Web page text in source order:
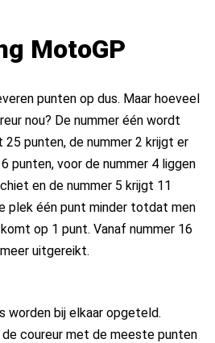
MotoGP
punten op dus. Maar hoeveel
nou? De nummer één wordt
punten, de nummer 2 krijgt er
punten, voor de nummer 4 liggen
en de nummer 5 krijgt 11
plek één punt minder totdat men
op 1 punt. Vanaf nummer 16
uitgereikt.
worden bij elkaar opgeteld.
coureur met de meeste punten